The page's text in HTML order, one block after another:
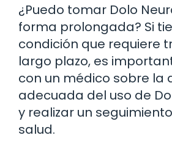
¿Puedo tomar Dolo
forma prolongada? Si
condición que requiere
largo plazo, es
con un médico sobre la
adecuada del uso de
y realizar un
salud.